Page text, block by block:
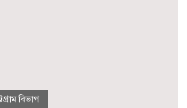
বিভাগ